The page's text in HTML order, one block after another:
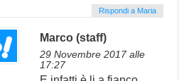
Rispondi a Maria
Marco (staff)
29 Novembre 2017 alle
17:27